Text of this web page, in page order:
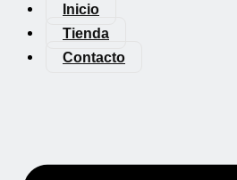
Inicio
Tienda
Contacto